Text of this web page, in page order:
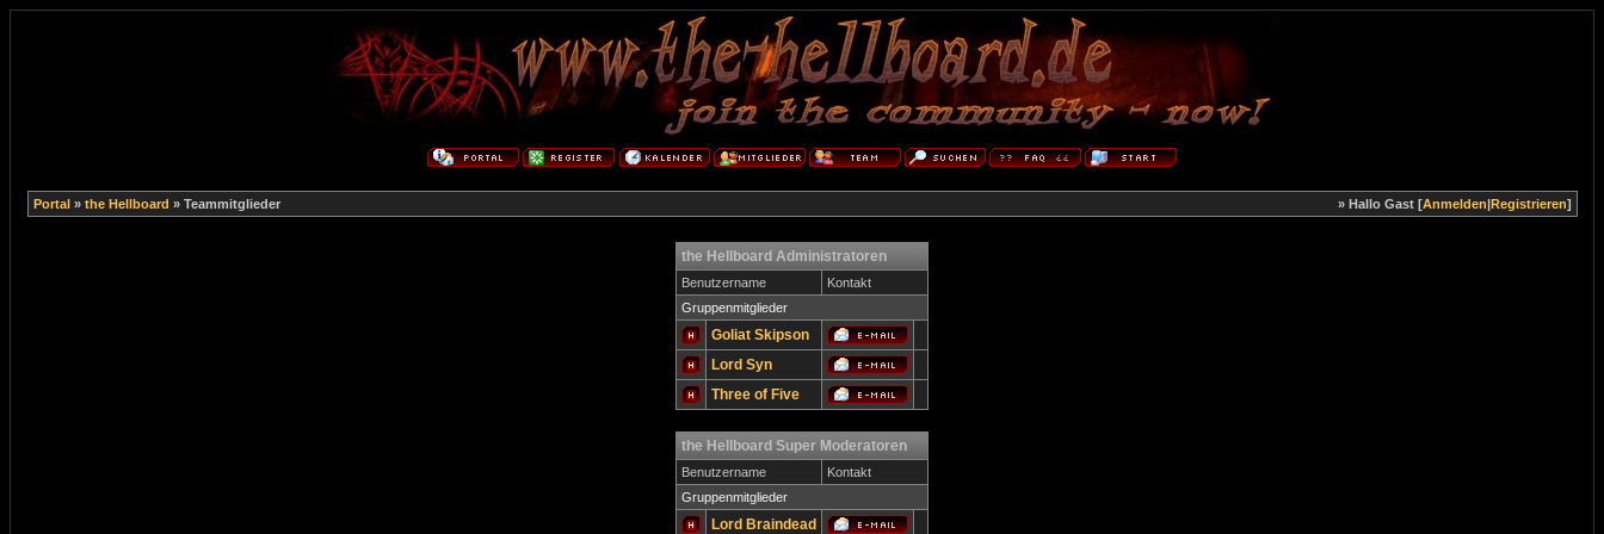
Portal» the Hellboard » Teammitglieder » Hallo Gast [Anmelden|Registrieren]
the Hellboard Administratoren
Benutzername
Kontakt
Gruppenmitglieder
Goliat Skipson
Lord Syn
Three of Five
the Hellboard Super Moderatoren
Benutzername
Kontakt
Gruppenmitglieder
Lord Braindead